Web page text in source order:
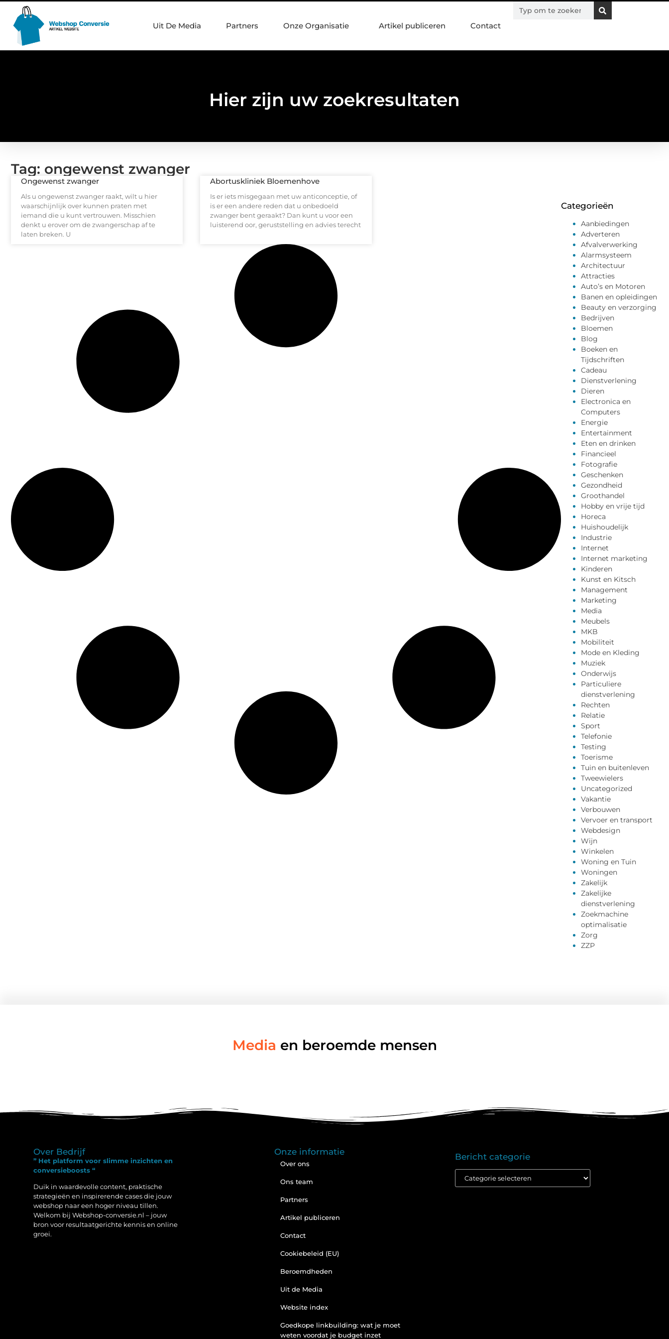
Uit De Media Partners Onze Organisatie Artikel publiceren Contact
Hier zijn uw zoekresultaten
Tag: ongewenst zwanger
Ongewenst zwanger
Als u ongewenst zwanger raakt, wilt u hier
waarschijnlijk over kunnen praten met
iemand die u kunt vertrouwen. Misschien
denkt u erover om de zwangerschap af te
laten breken. U
Abortuskliniek Bloemenhove
Is er iets misgegaan met uw anticonceptie, of
is er een andere reden dat u onbedoeld
zwanger bent geraakt? Dan kunt u voor een
luisterend oor, geruststelling en advies terecht
Categorieën
Aanbiedingen
Adverteren
Afvalverwerking
Alarmsysteem
Architectuur
Attracties
Auto’s en Motoren
Banen en opleidingen
Beauty en verzorging
Bedrijven
Bloemen
Blog
Boeken en
Tijdschriften
Cadeau
Dienstverlening
Dieren
Electronica en
Computers
Energie
Entertainment
Eten en drinken
Financieel
Fotografie
Geschenken
Gezondheid
Groothandel
Hobby en vrije tijd
Horeca
Huishoudelijk
Industrie
Internet
Internet marketing
Kinderen
Kunst en Kitsch
Management
Marketing
Media
Meubels
MKB
Mobiliteit
Mode en Kleding
Muziek
Onderwijs
Particuliere
dienstverlening
Rechten
Relatie
Sport
Telefonie
Testing
Toerisme
Tuin en buitenleven
Tweewielers
Uncategorized
Vakantie
Verbouwen
Vervoer en transport
Webdesign
Wijn
Winkelen
Woning en Tuin
Woningen
Zakelijk
Zakelijke
dienstverlening
Zoekmachine
optimalisatie
Zorg
ZZP
Media en beroemde mensen
Over Bedrijf
” Het platform voor slimme inzichten en
conversieboosts “
Duik in waardevolle content, praktische
strategieën en inspirerende cases die jouw
webshop naar een hoger niveau tillen.
Welkom bij Webshop-conversie.nl – jouw
bron voor resultaatgerichte kennis en online
groei.
Onze informatie
Over ons
Ons team
Partners
Artikel publiceren
Contact
Cookiebeleid (EU)
Beroemdheden
Uit de Media
Website index
Goedkope linkbuilding: wat je moet
weten voordat je budget inzet
Bericht categorie